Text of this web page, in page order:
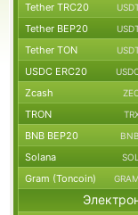
Tether TRC20
Tether BEP20
Tether TON
USDC ERC20
Zcash
TRON
BNB BEP20 BNB
Solana SOL
Gram (Toncoin) GRAM